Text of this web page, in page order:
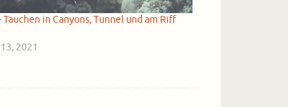
Tauchen in Canyons, Tunnel und am Riff
2021